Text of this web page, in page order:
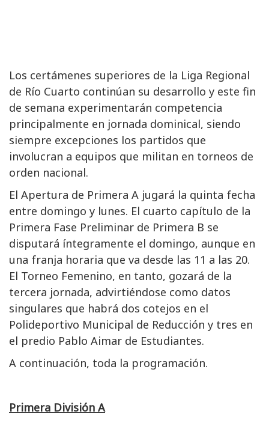
Los certámenes superiores de la Liga Regional
de Río Cuarto continúan su desarrollo y este fin
de semana experimentarán competencia
principalmente en jornada dominical, siendo
siempre excepciones los partidos que
involucran a equipos que militan en torneos de
orden nacional.
El Apertura de Primera A jugará la quinta fecha
entre domingo y lunes. El cuarto capítulo de la
Primera Fase Preliminar de Primera B se
disputará íntegramente el domingo, aunque en
una franja horaria que va desde las 11 a las 20.
El Torneo Femenino, en tanto, gozará de la
tercera jornada, advirtiéndose como datos
singulares que habrá dos cotejos en el
Polideportivo Municipal de Reducción y tres en
el predio Pablo Aimar de Estudiantes.
A continuación, toda la programación.
Primera División A